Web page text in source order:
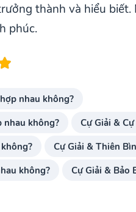
thành và hiểu
phúc.
nhau không?
nhau không?
Cự Giải &
Cự Giải & Thiên
không?
Cự Giải & Bảo